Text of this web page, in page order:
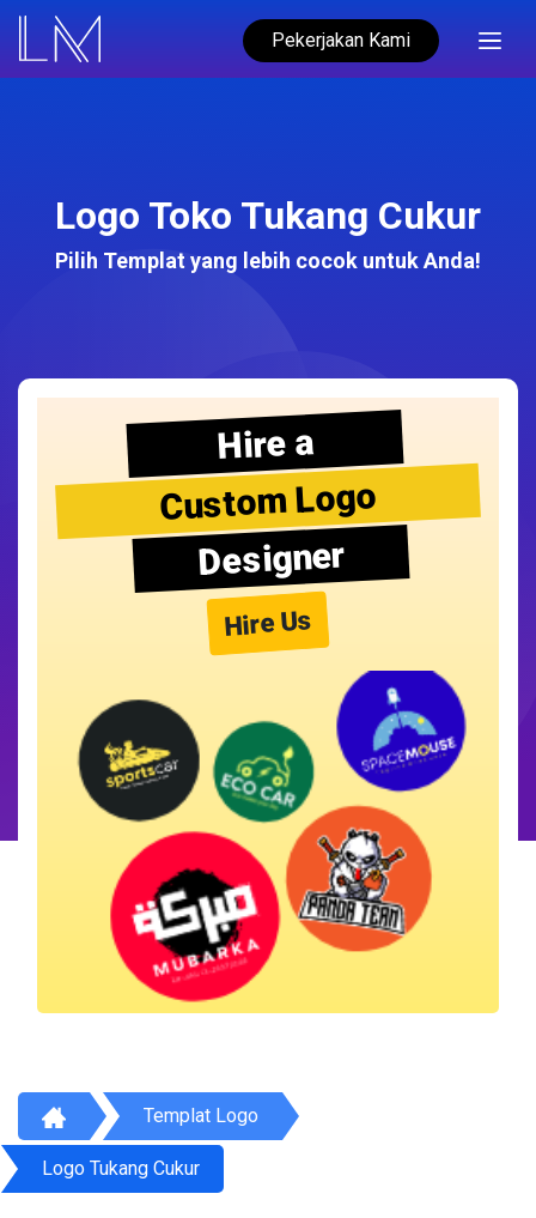
Pekerjakan Kami
Logo Toko Tukang Cukur
Pilih Templat yang lebih cocok untuk Anda!
Hire a
Custom Logo
Designer
Hire Us
Templat Logo
Logo Tukang Cukur